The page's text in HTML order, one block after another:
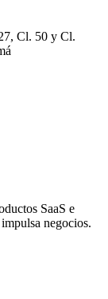
Cl. 50 y Cl.
SaaS e
negocios.